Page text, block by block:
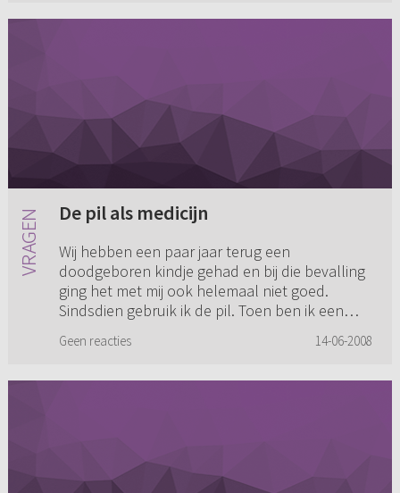
De pil als medicijn
Wij hebben een paar jaar terug een
doodgeboren kindje gehad en bij die bevalling
ging het met mij ook helemaal niet goed.
Sindsdien gebruik ik de pil. Toen ben ik een
Geen reacties 14-06-2008